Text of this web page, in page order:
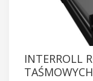
INTERROLL
TAŚMOWYCH